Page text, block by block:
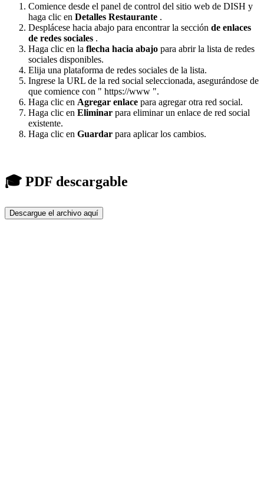
Comience desde el panel de control del sitio web de DISH y
haga clic en Detalles Restaurante .
Desplácese hacia abajo para encontrar la sección de enlaces
de redes sociales .
Haga clic en la flecha hacia abajo para abrir la lista de redes
sociales disponibles.
Elija una plataforma de redes sociales de la lista.
Ingrese la URL de la red social seleccionada, asegurándose de
que comience con " https://www ".
Haga clic en Agregar enlace para agregar otra red social.
Haga clic en Eliminar para eliminar un enlace de red social
existente.
Haga clic en Guardar para aplicar los cambios.
🎓 PDF descargable
Descargue el archivo aquí